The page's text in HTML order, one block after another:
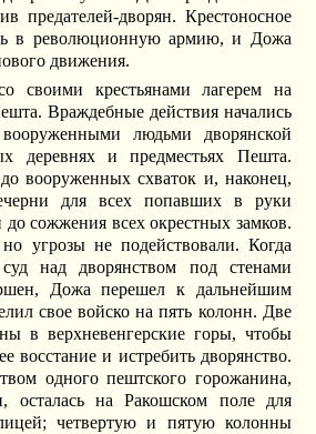
предателей-дворян. Крестоносное
в революционную армию, и Дожа
движения.
своими крестьянами лагерем на
Враждебные действия начались
людьми дворянской
деревнях и предместьях Пешта.
вооруженных схваток и, наконец,
для всех попавших в руки
до сожжения всех окрестных замков.
угрозы не подействовали. Когда
над дворянством под стенами
Дожа перешел к дальнейшим
свое войско на пять колонн. Две
в верхневенгерские горы, чтобы
восстание и истребить дворянство.
одного пештского горожанина,
осталась на Ракошском поле для
четвертую и пятую колонны